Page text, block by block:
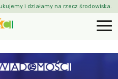
i działamy na rzecz środowiska.